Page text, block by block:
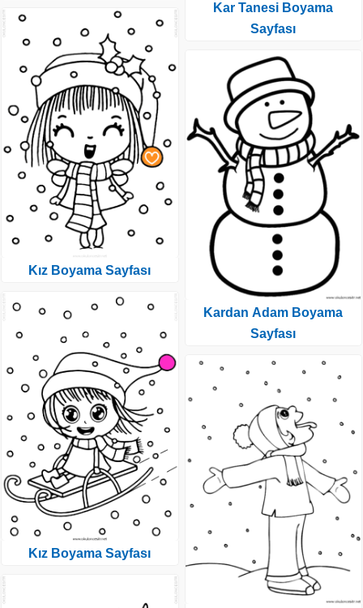
Kız Boyama Sayfası
Kız Boyama Sayfası
Kar Tanesi Boyama
Sayfası
Kardan Adam Boyama
Sayfası